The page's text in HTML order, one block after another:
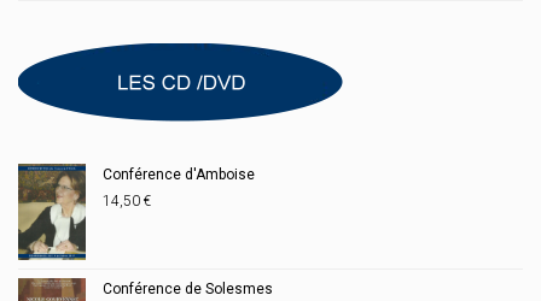
Conférence d'Amboise
14,50 €
Conférence de Solesmes